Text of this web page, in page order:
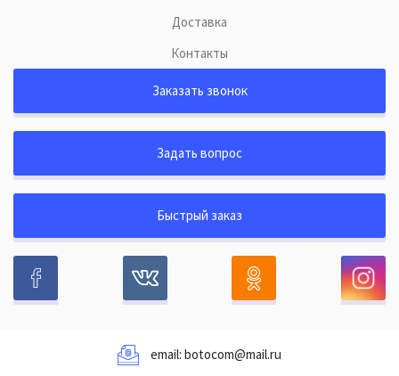
Доставка
Контакты
Заказать звонок
Задать вопрос
Быстрый заказ
email: botocom@mail.ru